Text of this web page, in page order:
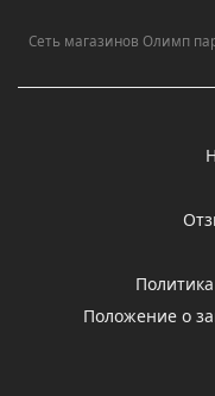
Сеть магазинов Олимп
Положение о